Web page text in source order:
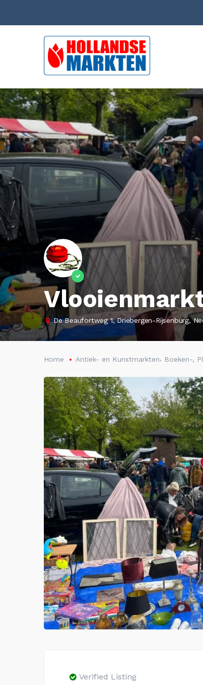
De Beaufortweg 1, Driebergen-Rijsenburg,
Home Antiek- en Kunstmarkten, Boeken-,
Verified Listing